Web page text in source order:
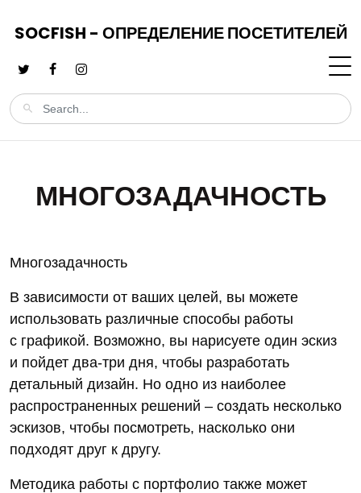
SOCFISH - ОПРЕДЕЛЕНИЕ ПОСЕТИТЕЛЕЙ
МНОГОЗАДАЧНОСТЬ
Многозадачность
В зависимости от ваших целей, вы можете
использовать различные способы работы
с графикой. Возможно, вы нарисуете один эскиз
и пойдет два-три дня, чтобы разработать
детальный дизайн. Но одно из наиболее
распространенных решений – создать несколько
эскизов, чтобы посмотреть, насколько они
подходят друг к другу.
Методика работы с портфолио также может